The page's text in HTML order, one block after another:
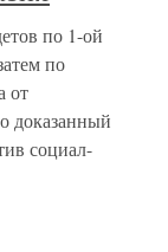
по 1-ой
по
от
доказанный
социал-